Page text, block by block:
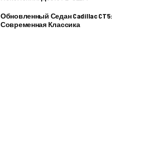
Обновленный Седан Cadillac CT5:
Современная Классика